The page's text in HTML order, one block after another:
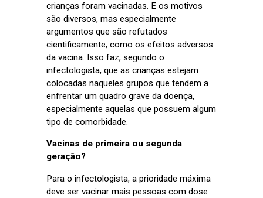
crianças foram vacinadas. E os motivos
são diversos, mas especialmente
argumentos que são refutados
cientificamente, como os efeitos adversos
da vacina. Isso faz, segundo o
infectologista, que as crianças estejam
colocadas naqueles grupos que tendem a
enfrentar um quadro grave da doença,
especialmente aquelas que possuem algum
tipo de comorbidade.
Vacinas de primeira ou segunda
geração?
Para o infectologista, a prioridade máxima
deve ser vacinar mais pessoas com dose